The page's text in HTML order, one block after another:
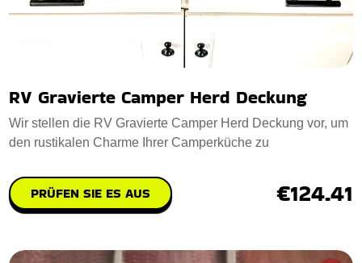
RV Gravierte Camper Herd Deckung
Wir stellen die RV Gravierte Camper Herd Deckung vor, um
den rustikalen Charme Ihrer Camperküche zu
PRÜFEN SIE ES AUS €124.41